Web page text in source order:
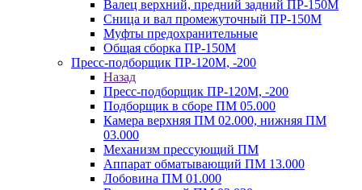
Валец верхний, предний задний ПР-150М
Сница и вал промежуточный ПР-150М
Муфты предохранительные
Общая сборка ПР-150М
Пресс-подборщик ПР-120М, -200
Назад
Пресс-подборщик ПР-120М, -200
Подборщик в сборе ПМ 05.000
Камера верхняя ПМ 02.000, нижняя ПМ
03.000
Механизм прессующий ПМ
Аппарат обматывающий ПМ 13.000
Лобовина ПМ 01.000